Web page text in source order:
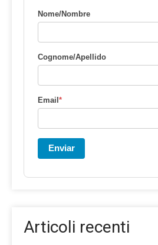
Nome/Nombre
Cognome/Apellido
Email*
Enviar
Articoli recenti